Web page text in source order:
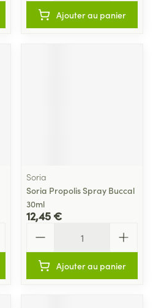
Ajouter au panier
Soria
Soria Propolis Spray Buccal
30ml
12,45 €
Ajouter au panier